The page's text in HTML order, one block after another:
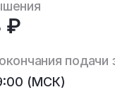
₽
подачи
(МСК)